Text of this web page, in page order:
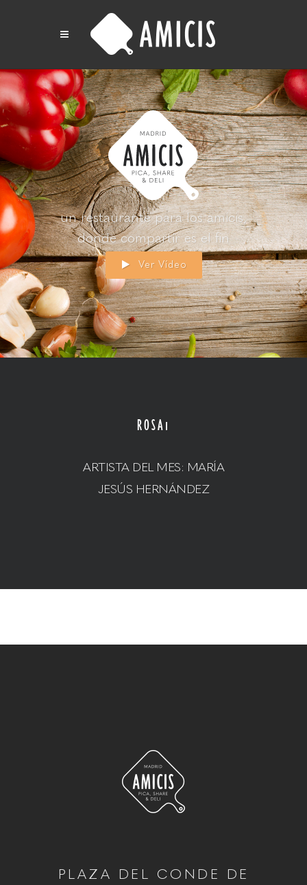
un restaurante para los amicis,
donde compartir es el fin
Ver Vídeo
ROSA1
ARTISTA DEL MES: MARÍA
JESÚS HERNÁNDEZ
PLAZA DEL CONDE DE